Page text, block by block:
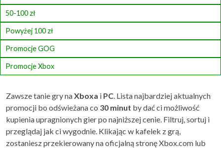
50-100 zł
Powyżej 100 zł
Promocje GOG
Promocje Xbox
Zawsze tanie gry naXboxa i PC . Lista najbardziej aktualnych
promocji bo odświeżana co 30 minut by dać ci możliwość
kupienia upragnionych gier po najniższej cenie. Filtruj, sortuj i
przeglądaj jak ci wygodnie. Klikając w kafelek z grą,
zostaniesz przekierowany na oficjalną stronę Xbox.com lub